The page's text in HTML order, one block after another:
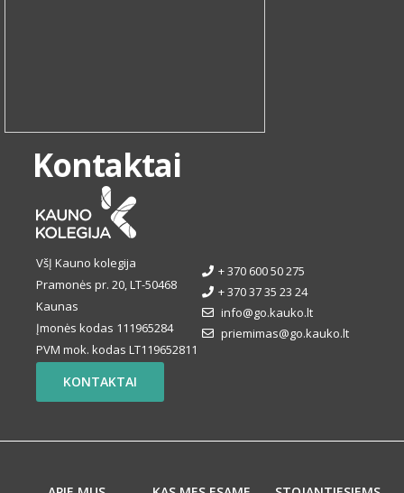
Kontaktai
VšĮ Kauno kolegija
Pramonės pr. 20, LT-50468
Kaunas
Įmonės kodas 111965284
PVM mok. kodas LT119652811
+ 370 600 50 275
+ 370 37 35 23 24
info@go.kauko.lt
priemimas@go.kauko.lt
KONTAKTAI